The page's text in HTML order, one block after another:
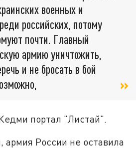
военных и
российских, потому
почти. Главный
армию уничтожить,
и не бросать в бой
портал "Листай".
России не оставила